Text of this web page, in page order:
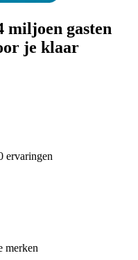
miljoen gasten
je klaar
ervaringen
merken